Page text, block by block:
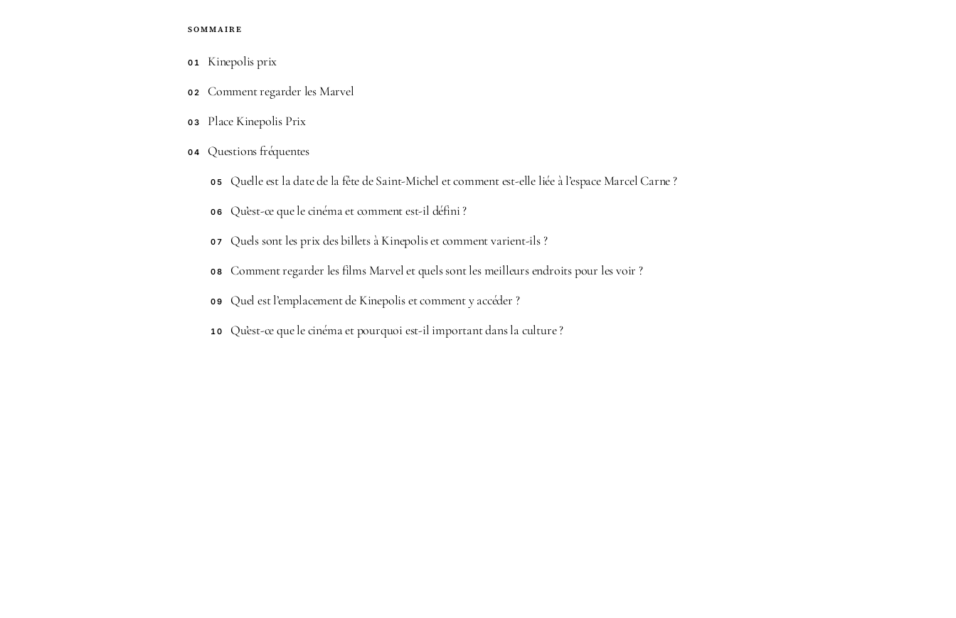
SOMMAIRE
01 Kinepolis prix
02 Comment regarder les Marvel
03 Place Kinepolis Prix
04 Questions fréquentes
05 Quelle est la date de la fête de Saint-Michel et comment est-elle liée à l’espace Marcel Carne ?
06 Qu’est-ce que le cinéma et comment est-il défini ?
07 Quels sont les prix des billets à Kinepolis et comment varient-ils ?
08 Comment regarder les films Marvel et quels sont les meilleurs endroits pour les voir ?
09 Quel est l’emplacement de Kinepolis et comment y accéder ?
10 Qu’est-ce que le cinéma et pourquoi est-il important dans la culture ?